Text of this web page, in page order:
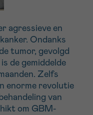
agressieve en
Ondanks
tumor, gevolgd
de gemiddelde
Zelfs
enorme revolutie
van
om GBM-